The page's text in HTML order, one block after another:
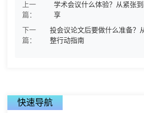
上一
篇：
学术会议什么体验？从紧张
享
下一
篇：
投会议论文后要做什么准备？
整行动指南
快速导航